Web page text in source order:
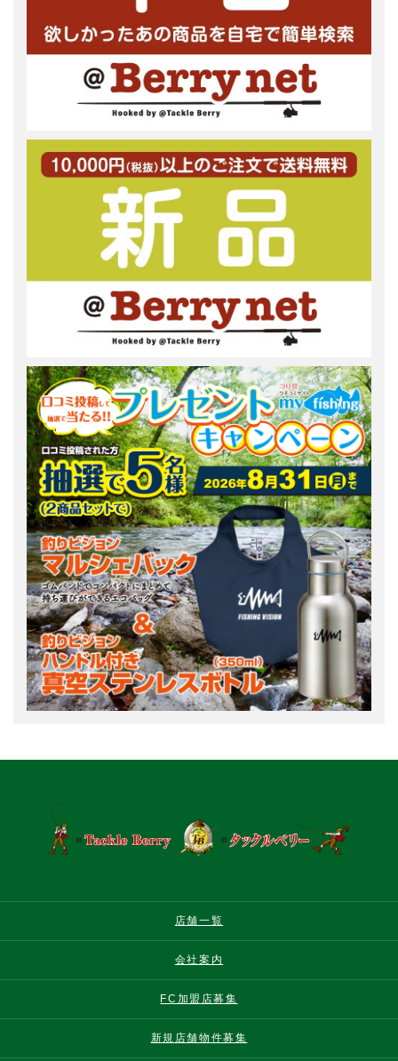
店舗一覧
会社案内
FC加盟店募集
新規店舗物件募集